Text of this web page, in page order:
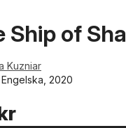
Ship of
Kuzniar
2020